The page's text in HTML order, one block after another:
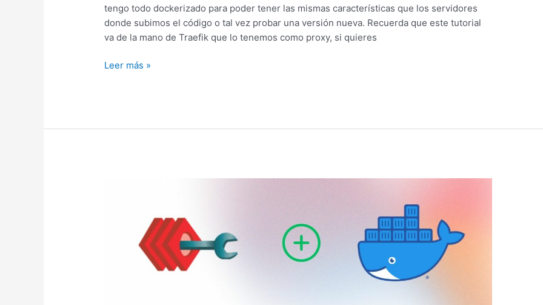
tengo todo dockerizado para poder tener las mismas características que los servidores
donde subimos el código o tal vez probar una versión nueva. Recuerda que este tutorial
va de la mano de Traefik que lo tenemos como proxy, si quieres
Symfony
Leer más »